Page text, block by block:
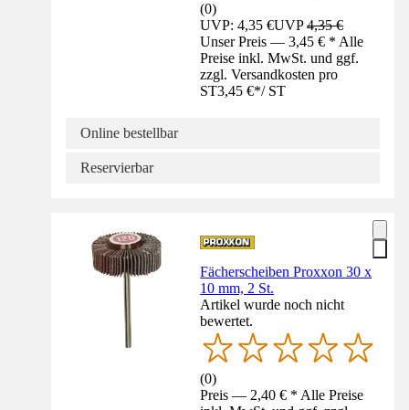
(0)
UVP: 4,35 €UVP4,35 €
Unser Preis — 3,45 € * Alle
Preise inkl. MwSt. und ggf.
zzgl. Versandkosten pro
ST3,45 €*/ ST
Online bestellbar
Reservierbar
Fächerscheiben Proxxon 30 x
10 mm, 2 St.
Artikel wurde noch nicht
bewertet.
(0)
Preis — 2,40 € * Alle Preise